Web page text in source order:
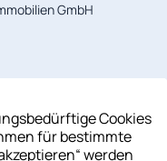
GmbH